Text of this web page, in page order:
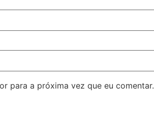
para a próxima vez que eu comentar.